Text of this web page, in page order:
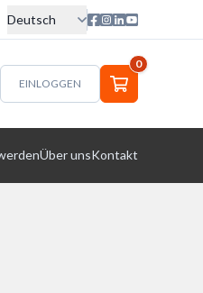
Deutsch
EINLOGGEN
0
Über unsKontakt